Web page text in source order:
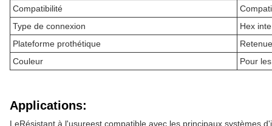
Compatibilité
Type de connexion
Hex
Plateforme prothétique
Couleur
Pour
Applications:
LeRésistant à l'usureest compatible avec les principaux systèmes